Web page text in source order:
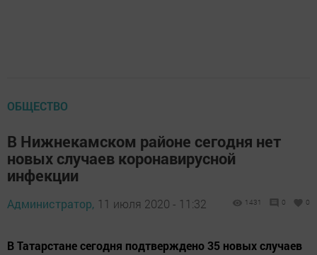
ОБЩЕСТВО
В Нижнекамском районе сегодня нет
новых случаев коронавирусной
инфекции
Администратор, 11 июля 2020 - 11:32 1431 0 0
В Татарстане сегодня подтверждено 35 новых случаев